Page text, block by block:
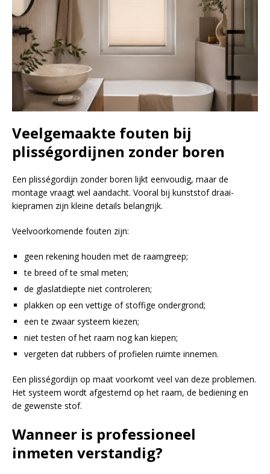
Veelgemaakte fouten bij
plisségordijnen zonder boren
Een plisségordijn zonder boren lijkt eenvoudig, maar de
montage vraagt wel aandacht. Vooral bij kunststof draai-
kiepramen zijn kleine details belangrijk.
Veelvoorkomende fouten zijn:
geen rekening houden met de raamgreep;
te breed of te smal meten;
de glaslatdiepte niet controleren;
plakken op een vettige of stoffige ondergrond;
een te zwaar systeem kiezen;
niet testen of het raam nog kan kiepen;
vergeten dat rubbers of profielen ruimte innemen.
Een plisségordijn op maat voorkomt veel van deze problemen.
Het systeem wordt afgestemd op het raam, de bediening en
de gewenste stof.
Wanneer is professioneel
inmeten verstandig?